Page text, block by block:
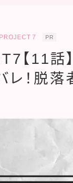
PROJECT 7 PR
【11話
レ！脱落